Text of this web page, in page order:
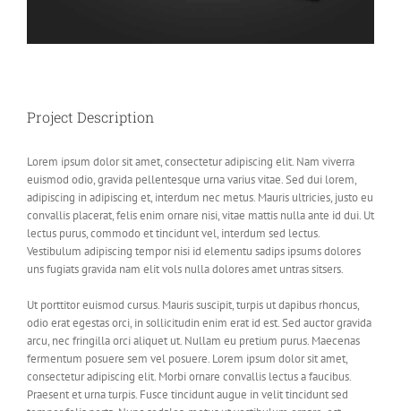
Project Description
Lorem ipsum dolor sit amet, consectetur adipiscing elit. Nam viverra
euismod odio, gravida pellentesque urna varius vitae. Sed dui lorem,
adipiscing in adipiscing et, interdum nec metus. Mauris ultricies, justo eu
convallis placerat, felis enim ornare nisi, vitae mattis nulla ante id dui. Ut
lectus purus, commodo et tincidunt vel, interdum sed lectus.
Vestibulum adipiscing tempor nisi id elementu sadips ipsums dolores
uns fugiats gravida nam elit vols nulla dolores amet untras sitsers.
Ut porttitor euismod cursus. Mauris suscipit, turpis ut dapibus rhoncus,
odio erat egestas orci, in sollicitudin enim erat id est. Sed auctor gravida
arcu, nec fringilla orci aliquet ut. Nullam eu pretium purus. Maecenas
fermentum posuere sem vel posuere. Lorem ipsum dolor sit amet,
consectetur adipiscing elit. Morbi ornare convallis lectus a faucibus.
Praesent et urna turpis. Fusce tincidunt augue in velit tincidunt sed